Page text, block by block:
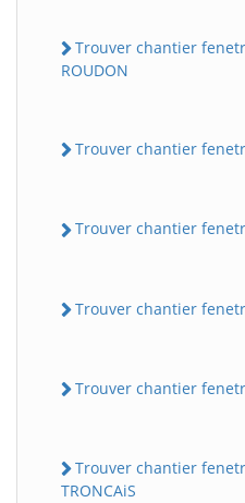
Trouver chantier
ROUDON
Trouver chantier
Trouver chantier
Trouver chantier
Trouver chantier
Trouver chantier
TRONCAiS